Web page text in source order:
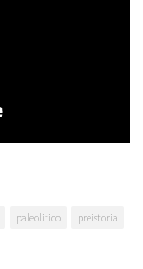
paleolitico
preistoria